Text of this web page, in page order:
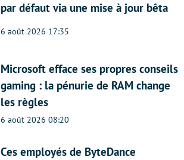
par défaut via une mise à jour bêta
6 août 2026 17:35
Microsoft efface ses propres conseils
gaming : la pénurie de RAM change
les règles
6 août 2026 08:20
Ces employés de ByteDance